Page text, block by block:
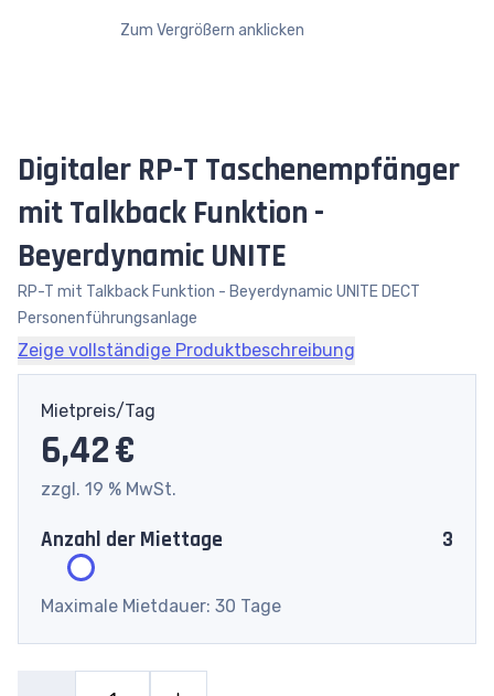
Zum Vergrößern anklicken
Digitaler RP-T Taschenempfänger
mit Talkback Funktion -
Beyerdynamic UNITE
RP-T mit Talkback Funktion - Beyerdynamic UNITE DECT
Personenführungsanlage
Zeige vollständige Produktbeschreibung
Mietpreis/Tag
6,42 €
zzgl. 19 % MwSt.
Anzahl der Miettage 3
Maximale Mietdauer: 30 Tage